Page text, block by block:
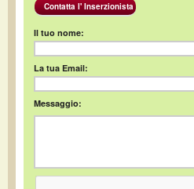
Contatta l' Inserzionista
Il tuo nome:
La tua Email:
Messaggio: